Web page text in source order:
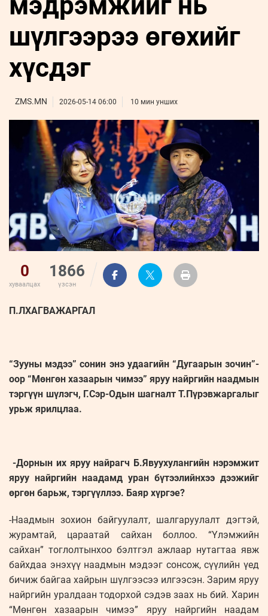
Бүртгүүлэх
Бизнес
Leaderships
forum
ФОТО
УРЛАГ
ҮНДЭСНИЙ
МЭДЭЭЛЛИЙН
ТӨВ
ZUUNII
MEDEE
шүлгээрээ өгөхийг
хүсдэг
ZMS.MN 2026-05-14 06:00 10 мин унших
0
хуваалцах
1866
үзсэн
П.ЛХАГВАЖАРГАЛ
“Зууны мэдээ” сонин энэ удаагийн “Дугаарын зочин”-
оор “Мөнгөн хазаарын чимээ” яруу найргийн наадмын
тэргүүн шүлэгч, Г.Сэр-Одын шагналт Т.Пүрэвжаргалыг
урьж ярилцлаа.
-Дорнын их яруу найрагч Б.Явуухулангийн нэрэмжит
яруу найргийн наадамд уран бүтээлийнхээ дээжийг
өргөн барьж, тэргүүллээ. Баяр хүргэе?
-Наадмын зохион байгуулалт, шалгаруулалт дэгтэй,
журамтай, цараатай сайхан боллоо. “Үлэмжийн
сайхан” тоглолтынхоо бэлтгэл ажлаар нутагтаа явж
байхдаа энэхүү наадмын мэдээг сонсож, сүүлийн үед
бичиж байгаа хайрын шүлгээсээ илгээсэн. Зарим яруу
найргийн уралдаан тодорхой сэдэв заах нь бий. Харин
“Мөнгөн хазаарын чимээ” яруу найргийн наадам